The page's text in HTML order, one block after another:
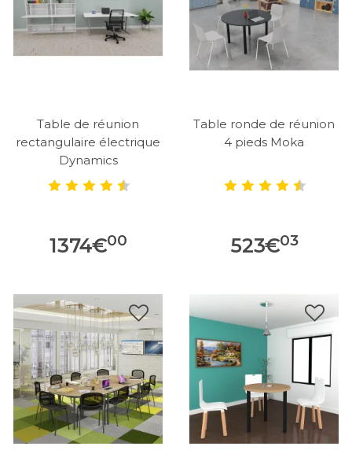
Table de réunion
rectangulaire électrique
Dynamics
1374€00
Table ronde de réunion
4 pieds Moka
523€03